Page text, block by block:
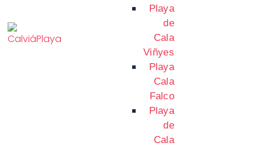
Playa
de
Cala
Viñyes
Playa
Cala
Falco
Playa
de
Cala